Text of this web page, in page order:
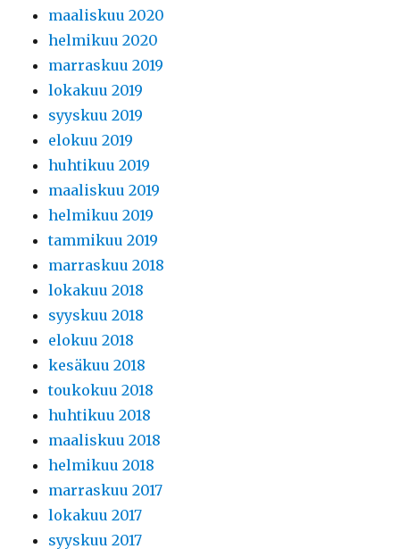
maaliskuu 2020
helmikuu 2020
marraskuu 2019
lokakuu 2019
syyskuu 2019
elokuu 2019
huhtikuu 2019
maaliskuu 2019
helmikuu 2019
tammikuu 2019
marraskuu 2018
lokakuu 2018
syyskuu 2018
elokuu 2018
kesäkuu 2018
toukokuu 2018
huhtikuu 2018
maaliskuu 2018
helmikuu 2018
marraskuu 2017
lokakuu 2017
syyskuu 2017